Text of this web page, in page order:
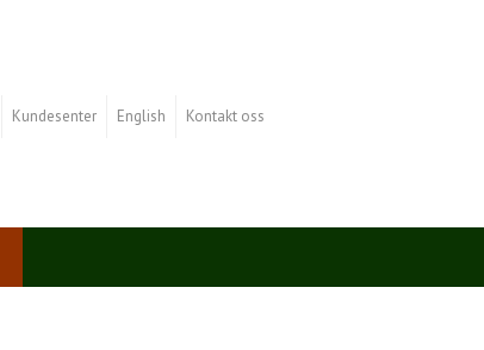
Kundesenter English Kontakt oss